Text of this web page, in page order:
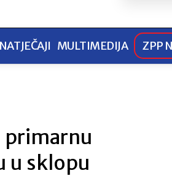
pages
NATJEČAJI MULTIMEDIJA ZPP
primarnu
u sklopu